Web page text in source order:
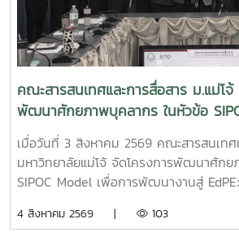
คณะสารสนเทศและการสื่อสาร ม.แม่โ
พัฒนาศักยภาพบุคลากร ในหัวข้อ
พัฒนางานสู่ EdPEx
เมื่อวันที่ 3 สิงหาคม 2569 คณะสารสนเทศ
มหาวิทยาลัยแม่โจ้ จัดโครงการพัฒนาศัก
SIPOC Model เพื่อการพัฒนางานสู่
บริการวิชาการ และวิเทศสัมพันธ์ เป็นวิทยาก
4 สิงหาคม 2569 | 103